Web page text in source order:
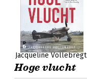
Jacqueline Vollebregt
Hoge vlucht